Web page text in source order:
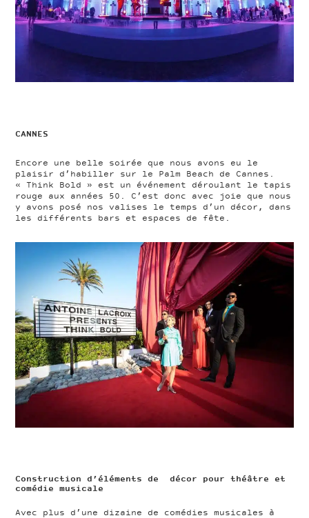
CANNES
Encore une belle soirée que nous avons eu le
plaisir d’habiller sur le Palm Beach de Cannes.
« Think Bold » est un événement déroulant le tapis
rouge aux années 50. C’est donc avec joie que nous
y avons posé nos valises le temps d’un décor, dans
les différents bars et espaces de fête.
Construction d’éléments de décor pour théâtre et
comédie musicale
Avec plus d’une dizaine de comédies musicales à